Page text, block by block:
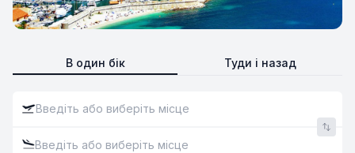
В один бік Туди і назад